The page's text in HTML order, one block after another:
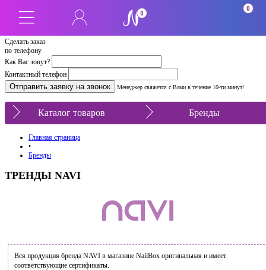
Сделать заказ
по телефону
Как Вас зовут?
Контактный телефон
Менеджер свяжется с Вами в течение 10-ти минут!
0
0
Каталог товаров Бренды
Главная страница
•
Бренды
ТРЕНДЫ NAVI
Вся продукция бренда NAVI в магазине NailBox оригинальная и имеет
соответствующие сертификаты.